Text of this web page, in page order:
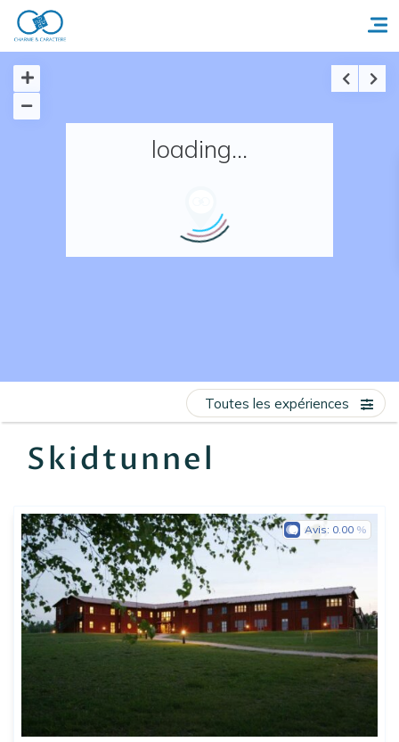
Accueil
Nos adresses en France
loading...
Skidtunnel
Toutes les expériences
Avis: 0.00